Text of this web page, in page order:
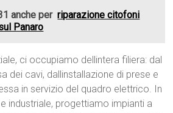
anche per riparazione citofoni
Panaro
ci occupiamo dellintera filiera: dal
dei cavi, dallinstallazione di prese e
in servizio del quadro elettrico. In
industriale, progettiamo impianti a